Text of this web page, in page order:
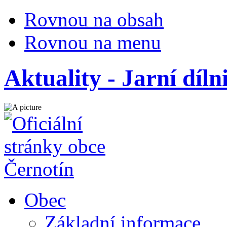
Rovnou na obsah
Rovnou na menu
Aktuality - Jarní
Obec
Základní informace